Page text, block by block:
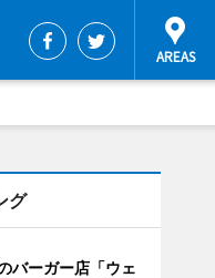
グ
バーガー店「ウェ